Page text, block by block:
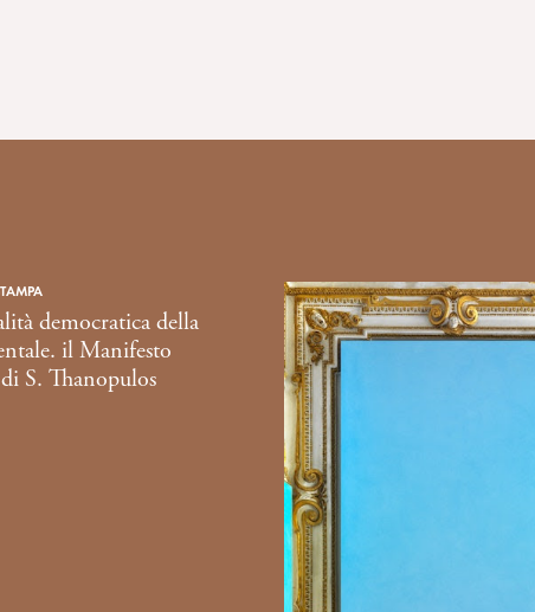
democratica della
il Manifesto
S. Thanopulos